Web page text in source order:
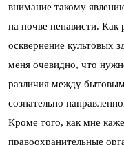
внимание такому
на почве ненависти. Как
осквернение культовых
меня очевидно, что
различия между
сознательно
Кроме того, как мне
правоохранительные